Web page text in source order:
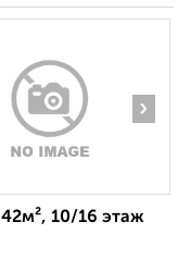
›
10/16 этаж